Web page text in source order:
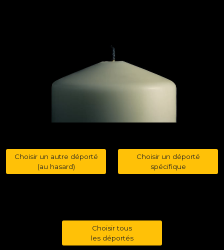
Choisir un autre déporté
(au hasard)
Choisir un déporté
spécifique
Choisir tous
les déportés